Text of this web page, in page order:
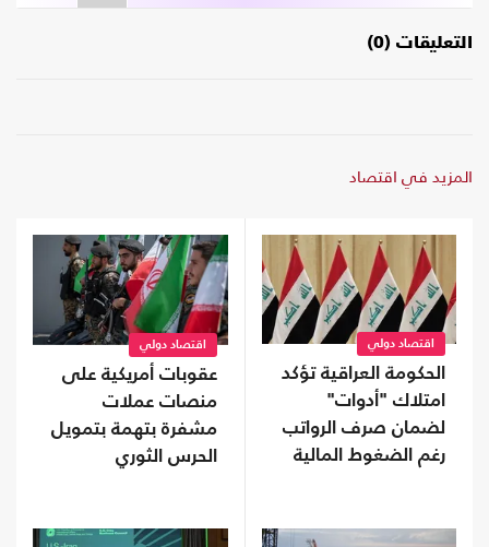
التعليقات (0)
المزيد في اقتصاد
اقتصاد دولي
الحكومة العراقية تؤكد
امتلاك "أدوات"
لضمان صرف الرواتب
رغم الضغوط المالية
اقتصاد دولي
عقوبات أمريكية على
منصات عملات
مشفرة بتهمة بتمويل
الحرس الثوري